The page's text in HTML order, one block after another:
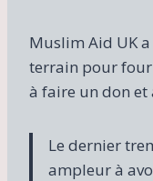
Muslim Aid UK
terrain pour
à faire un don
Le dernier
ampleur à